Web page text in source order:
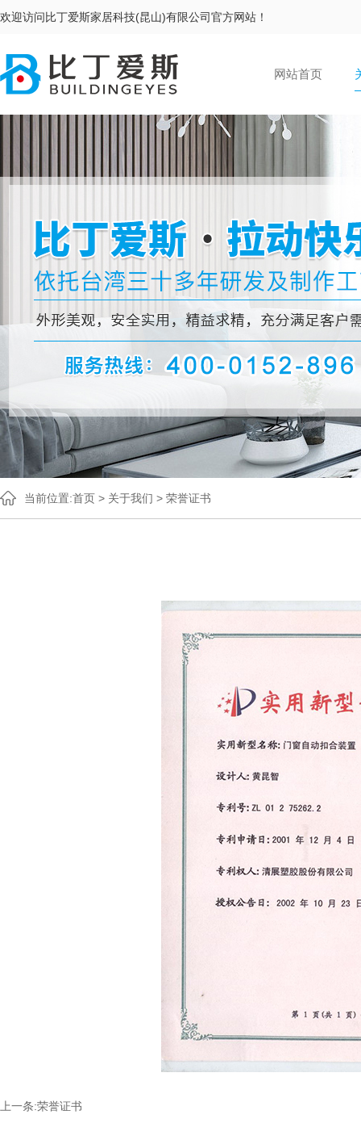
欢迎访问比丁爱斯家居科技(昆山)有限公司官方网站！
网站首页
当前位置:首页 > 关于我们 > 荣誉证书
上一条:荣誉证书